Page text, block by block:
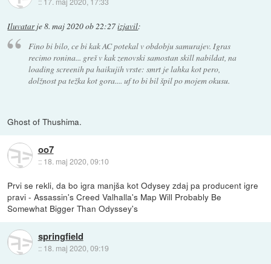
Iluvatarje8. maj 2020 ob 22:27izjavil:
Fino bi bilo, ce bi kak AC potekal v obdobju samurajev. Igras
recimo ronina... greš v kak zenovski samostan skill nabildat, na
loading screenih pa haikujih vrste: smrt je lahka kot pero,
dolžnost pa težka kot gora.... uf to bi bil špil po mojem okusu.
Ghost of Thushima.
oo7
:: 18. maj 2020, 09:10
Prvi se rekli, da bo igra manjša kot Odysey zdaj pa producent igre
pravi - Assassin's Creed Valhalla's Map Will Probably Be
Somewhat Bigger Than Odyssey's
springfield
:: 18. maj 2020, 09:19